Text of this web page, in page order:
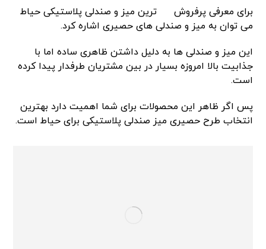
برای معرفی پرفروش
ترین میز و صندلی پلاستیکی حیاط
می توان به میز و صندلی های حصیری اشاره کرد.
این میز و صندلی ها به دلیل داشتن ظاهری ساده اما با
جذابیت بالا امروزه بسیار در بین مشتریان طرفدار پیدا کرده
است.
پس اگر ظاهر این محصولات برای شما اهمیت دارد بهترین
انتخاب طرح حصیری میز صندلی پلاستیکی برای حیاط است.